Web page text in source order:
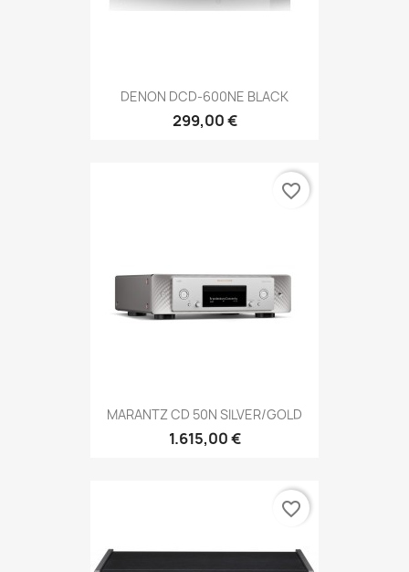
DENON DCD-600NE BLACK
299,00 €
MARANTZ CD 50N SILVER/GOLD
1.615,00 €
favorite_border
favorite_border